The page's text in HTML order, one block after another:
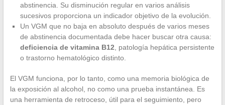
abstinencia. Su disminución regular en varios análisis
sucesivos proporciona un indicador objetivo de la evolución.
Un VGM que no baja en absoluto después de varios meses
de abstinencia documentada debe hacer buscar otra causa:
deficiencia de vitamina B12 , patología hepática persistente
o trastorno hematológico distinto.
El VGM funciona, por lo tanto, como una memoria biológica de
la exposición al alcohol, no como una prueba instantánea. Es
una herramienta de retroceso, útil para el seguimiento, pero